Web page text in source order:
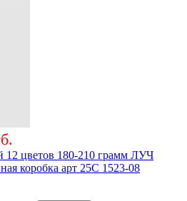
12 цветов 180-210 грамм ЛУЧ
коробка арт 25C 1523-08